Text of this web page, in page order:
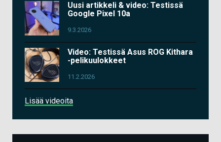
Uusi artikkeli & video: Testissä
Google Pixel 10a
9.3.2026
Video: Testissä Asus ROG Kithara
-pelikuulokkeet
11.2.2026
Lisää videoita